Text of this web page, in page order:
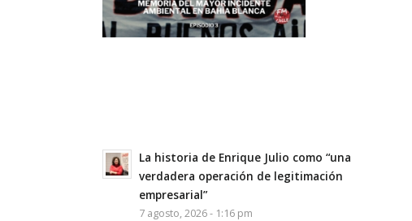
La historia de Enrique Julio como “una
verdadera operación de legitimación
empresarial”
7 agosto, 2026 - 1:16 pm